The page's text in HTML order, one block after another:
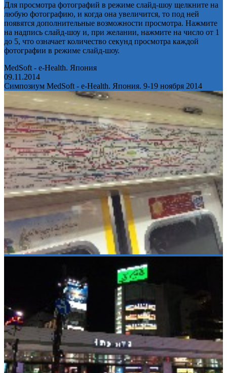
Для просмотра фотографий в режиме слайд-шоу щелкните на
любую фотографию, и когда она увеличится, то под ней
появятся дополнительные возможности просмотра. Нажмите
на надпись слайд-шоу и, при желании, нажмите на число от 1
до 5, что означает количество секунд просмотра каждой
фотографии в режиме слайд-шоу.
MedSoft - e-Health. Япония
09.11.2014
Симпозиум MedSoft - e-Health. Япония. 9-19 ноября 2014